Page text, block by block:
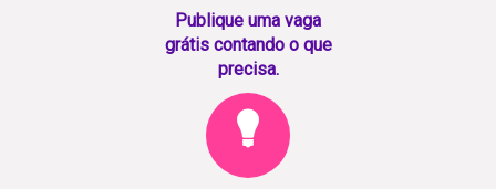
Publique uma vaga
grátis contando o que
precisa.